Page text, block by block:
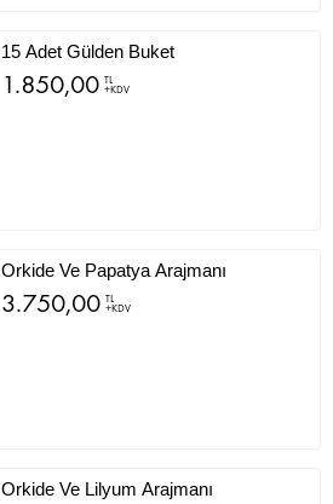
15 Adet Gülden Buket
1.850,00 TL
+KDV
Orkide Ve Papatya Arajmanı
3.750,00 TL
+KDV
Orkide Ve Lilyum Arajmanı